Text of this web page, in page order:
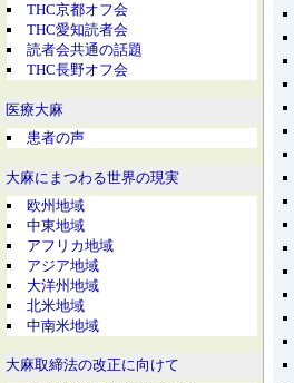
THC京都オフ会
THC愛知読者会
読者会共通の話題
THC長野オフ会
医療大麻
患者の声
大麻にまつわる世界の現実
欧州地域
中東地域
アフリカ地域
アジア地域
大洋州地域
北米地域
中南米地域
大麻取締法の改正に向けて